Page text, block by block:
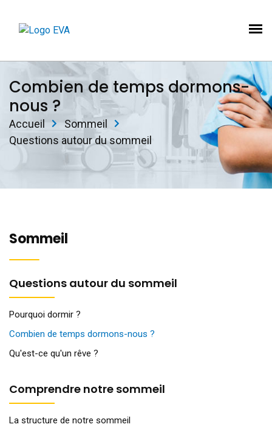
Combien de temps dormons-
nous ?
Accueil
Sommeil
Questions autour du sommeil
Sommeil
Questions autour du sommeil
Pourquoi dormir ?
Combien de temps dormons-nous ?
Qu'est-ce qu'un rêve ?
Comprendre notre sommeil
La structure de notre sommeil